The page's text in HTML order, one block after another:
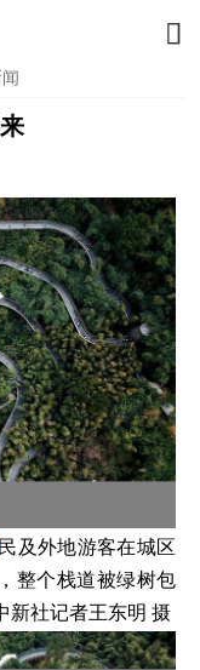

民及外地游客在城区
整个栈道被绿树包
新社记者王东明 摄